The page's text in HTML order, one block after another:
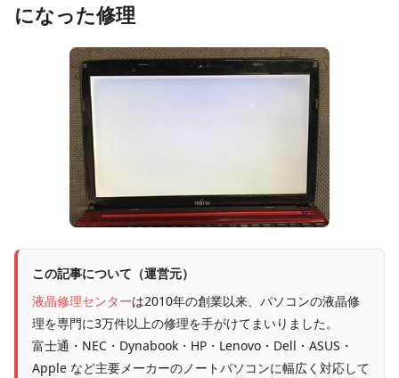
になった修理
この記事について（運営元）
液晶修理センターは2010年の創業以来、パソコンの液晶修
理を専門に3万件以上の修理を手がけてまいりました。
富士通・NEC・Dynabook・HP・Lenovo・Dell・ASUS・
Apple など主要メーカーのノートパソコンに幅広く対応して